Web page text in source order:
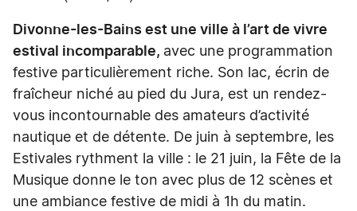
Divonne-les-Bains est une ville à l’art de vivre
estival incomparable, avec une programmation
festive particulièrement riche. Son lac, écrin de
fraîcheur niché au pied du Jura, est un rendez-
vous incontournable des amateurs d’activité
nautique et de détente. De juin à septembre, les
Estivales rythment la ville : le 21 juin, la Fête de la
Musique donne le ton avec plus de 12 scènes et
une ambiance festive de midi à 1h du matin.